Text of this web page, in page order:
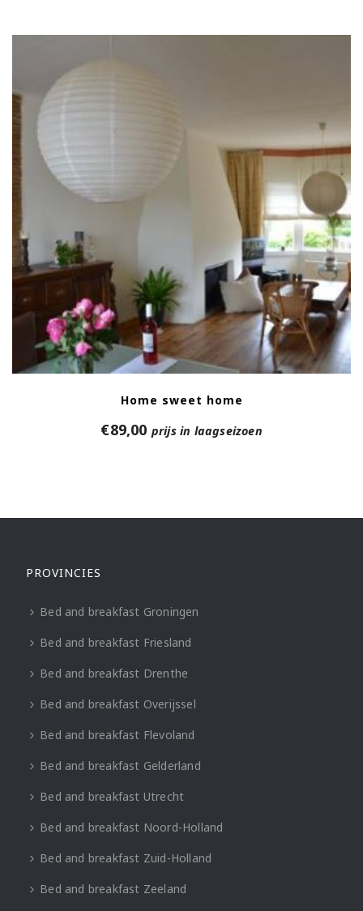
Home sweet home
€89,00 prijs in laagseizoen
PROVINCIES
Bed and breakfast Groningen
Bed and breakfast Friesland
Bed and breakfast Drenthe
Bed and breakfast Overijssel
Bed and breakfast Flevoland
Bed and breakfast Gelderland
Bed and breakfast Utrecht
Bed and breakfast Noord-Holland
Bed and breakfast Zuid-Holland
Bed and breakfast Zeeland